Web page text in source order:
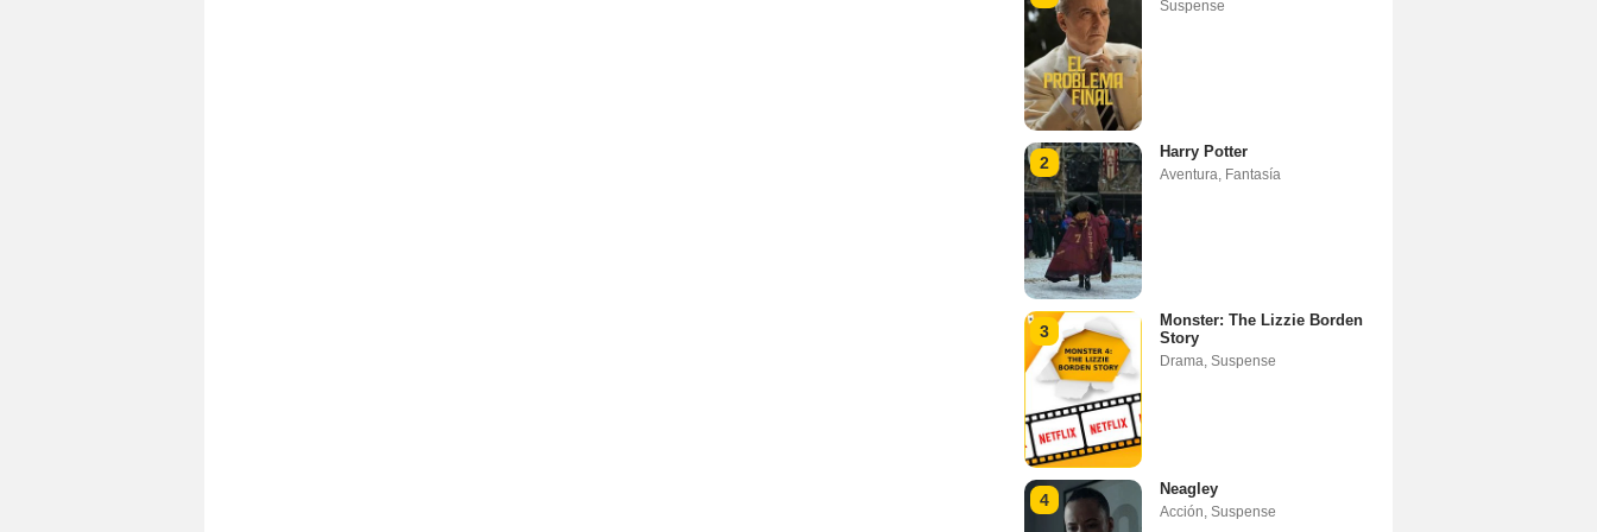
Suspense
2
Harry Potter
Aventura, Fantasía
3
Monster: The Lizzie Borden
Story
Drama, Suspense
4
Neagley
Acción, Suspense